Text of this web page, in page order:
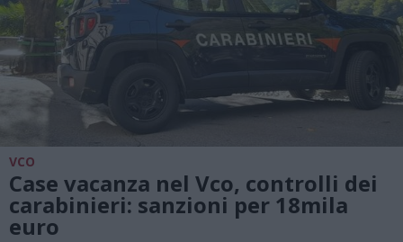
VCO
Case vacanza nel Vco, controlli dei
carabinieri: sanzioni per 18mila
euro